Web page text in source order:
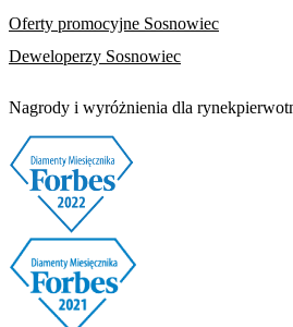
Oferty promocyjne Sosnowiec
Deweloperzy Sosnowiec
Nagrody i wyróżnienia dla